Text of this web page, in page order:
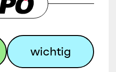
wichtig